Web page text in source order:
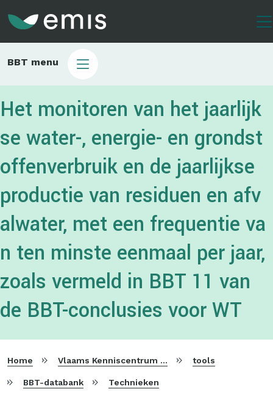
gaan
Main
BBT menu
Het monitoren van het jaarlijk
se water-, energie- en grondst
offenverbruik en de jaarlijkse
productie van residuen en afv
alwater, met een frequentie va
n ten minste eenmaal per jaar,
zoals vermeld in BBT 11 van
de BBT-conclusies voor WT
Home Vlaams Kenniscentrum voor Beste Beschikbare Technieken tools
BBT-databank Technieken